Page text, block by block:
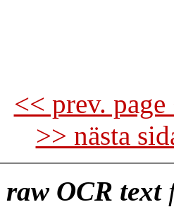
<< prev.
>> nästa
raw OCR text